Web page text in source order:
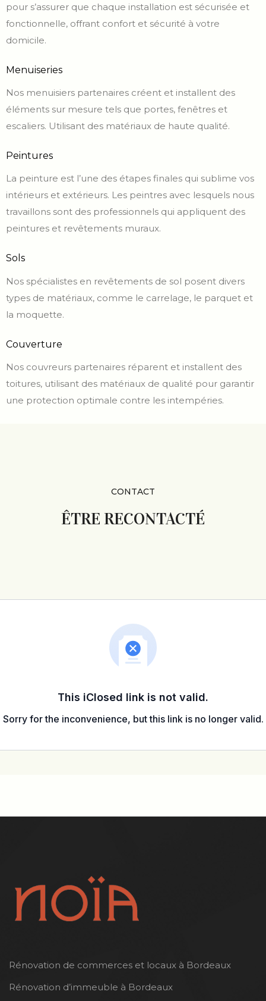
pour s’assurer que chaque installation est sécurisée et
fonctionnelle, offrant confort et sécurité à votre
domicile.
Menuiseries
Nos menuisiers partenaires créent et installent des
éléments sur mesure tels que portes, fenêtres et
escaliers. Utilisant des matériaux de haute qualité.
Peintures
La peinture est l’une des étapes finales qui sublime vos
intérieurs et extérieurs. Les peintres avec lesquels nous
travaillons sont des professionnels qui appliquent des
peintures et revêtements muraux.
Sols
Nos spécialistes en revêtements de sol posent divers
types de matériaux, comme le carrelage, le parquet et
la moquette.
Couverture
Nos couvreurs partenaires réparent et installent des
toitures, utilisant des matériaux de qualité pour garantir
une protection optimale contre les intempéries.
CONTACT
ÊTRE RECONTACTÉ
Rénovation de commerces et locaux à Bordeaux
Rénovation d’immeuble à Bordeaux